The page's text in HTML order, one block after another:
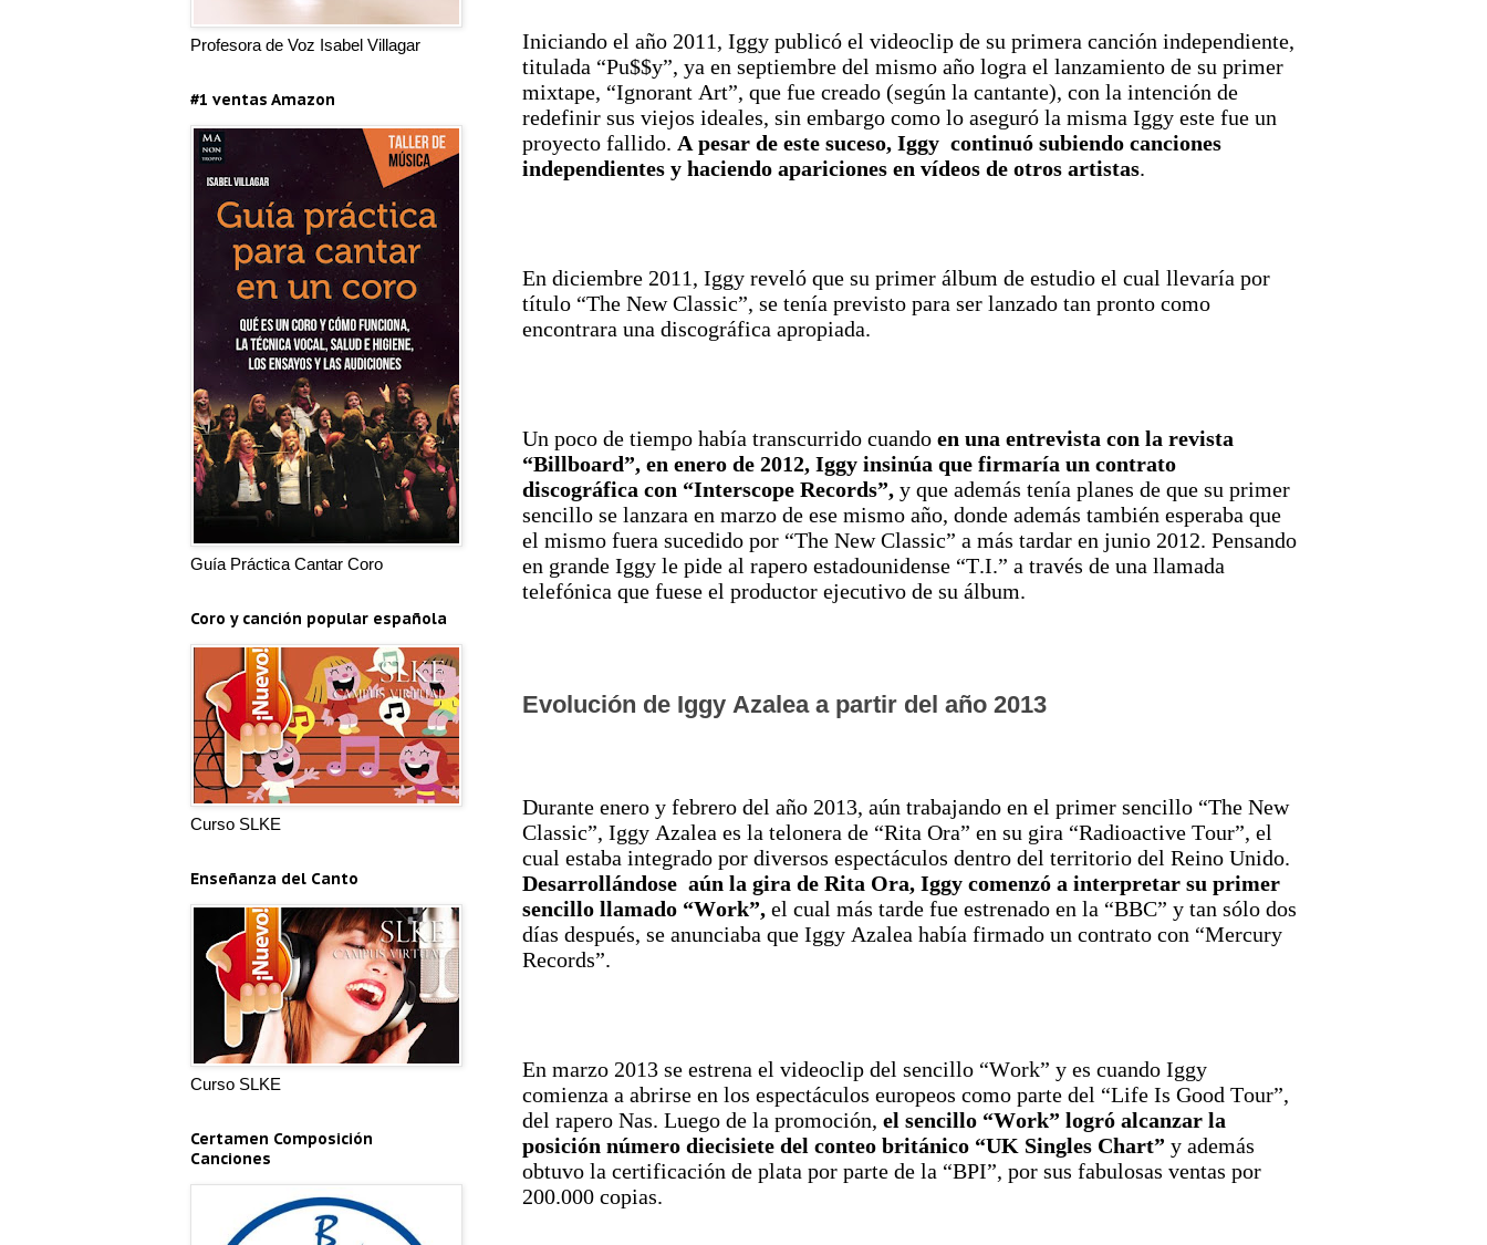
Iniciando el año 2011, Iggy publicó el videoclip de su primera canción independiente,
titulada “Pu$$y”, ya ​en septiembre del mismo año logra el lanzamiento de su primer
mixtape, “Ignorant Art”, que fue creado (según la cantante), con la intención de
redefinir sus viejos ideales, sin embargo como lo aseguró la misma Iggy este fue un
proyecto fallido.​ A pesar de este suceso, Iggy continuó subiendo canciones
independientes y haciendo apariciones en vídeos de otros artistas.
En diciembre 2011, Iggy reveló que su primer álbum de estudio el cual llevaría por
título “The New Classic”, se tenía previsto para ser lanzado tan pronto como
encontrara una discográfica apropiada.
Un poco de tiempo había transcurrido cuando en una entrevista con la revista
“Billboard”, en enero de 2012, Iggy insinúa que firmaría un contrato
discográfica con “Interscope Records”, y que además tenía planes de que su primer
sencillo se lanzara en marzo de ese mismo año, donde además también esperaba que
el mismo fuera sucedido por “The New Classic” a más tardar en junio 2012.​ Pensando
en grande Iggy le pide al rapero estadounidense “T.I.” a través de una llamada
telefónica que fuese el productor ejecutivo de su álbum.
Evolución de Iggy Azalea a partir del año 2013
Durante enero y febrero del año 2013, aún trabajando en el primer sencillo “The New
Classic”, Iggy Azalea es la telonera de “Rita Ora” en su gira “Radioactive Tour”, el
cual estaba integrado por diversos espectáculos dentro del territorio del Reino Unido.​
Desarrollándose aún la gira de Rita Ora, Iggy comenzó a interpretar su primer
sencillo llamado “Work”, el cual más tarde fue estrenado en la “BBC” y tan sólo ​dos
días después, se anunciaba que Iggy Azalea había firmado un contrato con “Mercury
Records”.​
En marzo 2013 se estrena el videoclip del sencillo “Work” y es cuando Iggy
comienza a abrirse en los espectáculos europeos como parte del “Life Is Good Tour”,
del rapero Nas. Luego de​ la promoción, el sencillo “Work” logró alcanzar la
posición número diecisiete del conteo británico “UK Singles Chart” y además
obtuvo la certificación de plata por parte de la “BPI”, por sus fabulosas ventas por
200.000 copias.
Profesora de Voz Isabel Villagar
#1 ventas Amazon
Guía Práctica Cantar Coro
Coro y canción popular española
Curso SLKE
Enseñanza del Canto
Curso SLKE
Certamen Composición
Canciones